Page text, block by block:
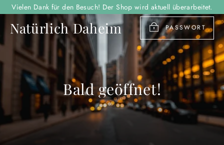
Direkt
zum
Inhalt
Vielen Dank für den Besuch! Der Shop wird aktuell überarbeitet.
Natürlich Daheim PASSWORT
Bald geöffnet!